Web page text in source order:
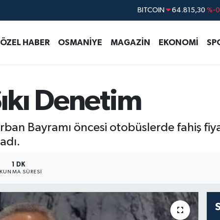
DOLAR 47,7436
STERLİN 64,4811
ÖZEL HABER OSMANİYE MAGAZİN EKONOMİ
Denetim
Bayramı öncesi otobüslerde fahiş
1 DK
SÜRESI